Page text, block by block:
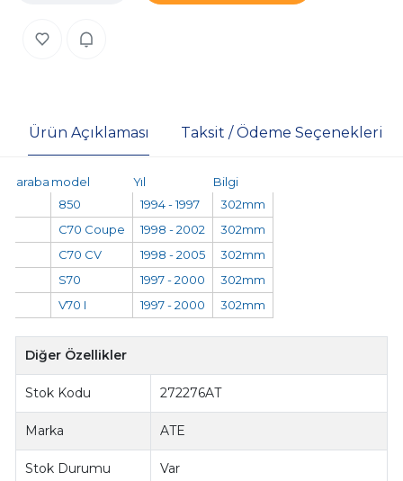
Ürün Açıklaması Taksit / Ödeme Seçenekleri
araba model Yıl
Bilgi
850
1994 - 1997
302mm
C70 Coupe
1998 - 2002
302mm
C70 CV
1998 - 2005
302mm
S70
1997 - 2000
302mm
V70 I
1997 - 2000 302mm
Diğer Özellikler
Stok Kodu 272276AT
Marka ATE
Stok Durumu Var